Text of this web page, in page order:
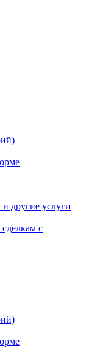
и другие услуги
с